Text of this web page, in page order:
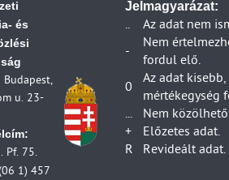
Dankó Rádió
(2012-2023)
RETRO Rádió
Digitális rádiós
Földfelszíni
Üzemelő
összesen (1990-
Földfelszíni
kisugárzott
Kereskedelmi
száma az effektív
Televízió-
adás az
szerint (2007-
Az RTL- Klub
Az m1
Országos analóg
és
Budapest,
u. 23-
Pf. 75.
1) 457
Jelmagyarázat:
..
Az adat nem
-
Nem
fordul elő.
0
Az adat
mértékegység
...
Nem
+
Előzetes adat.
R
Revideált adat.